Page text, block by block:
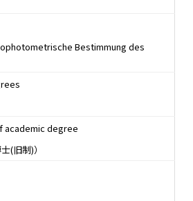
Bestimmung des
academic degree
(旧制)）